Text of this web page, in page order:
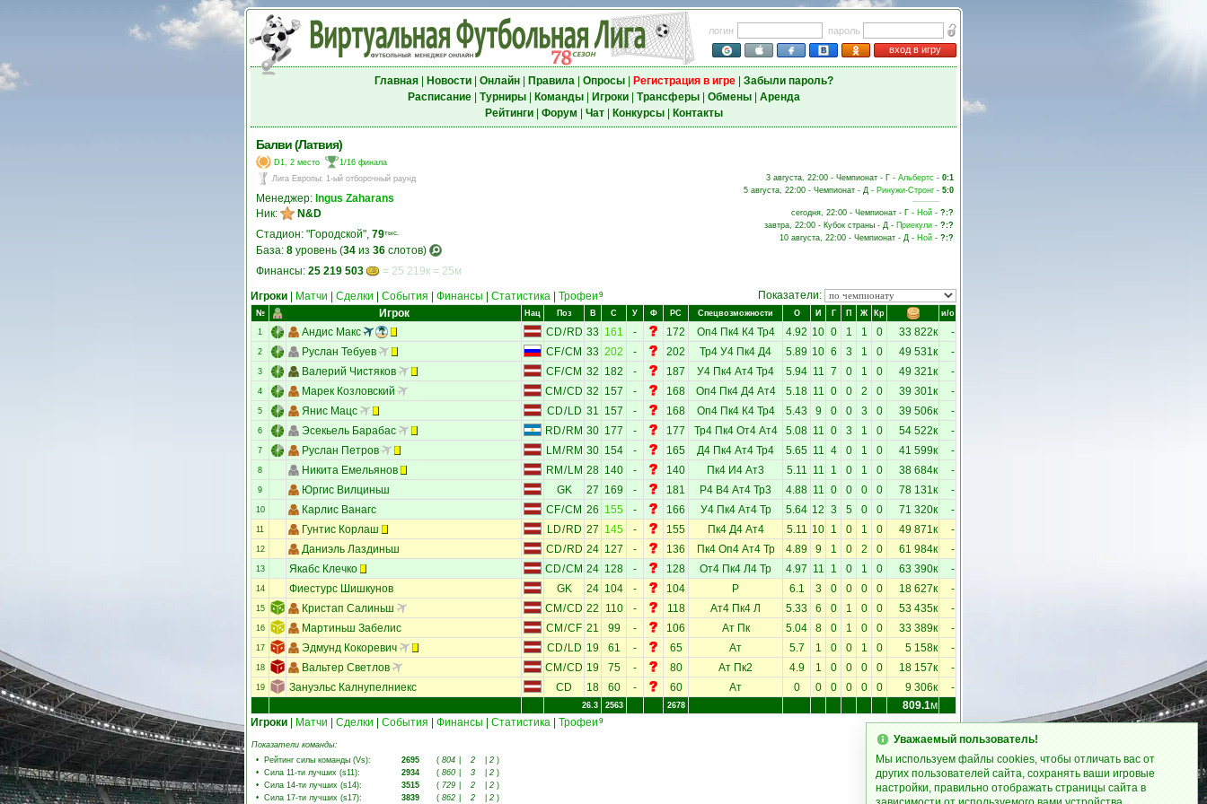
логин
пароль
вход в игру
Главная| Новости| Онлайн| Правила| Опросы| Регистрация в игре| Забыли пароль?
Расписание| Турниры| Команды| Игроки| Трансферы| Обмены| Аренда
Рейтинги| Форум Чат| Конкурсы| Контакты
Балви (Латвия)
D1, 2 место
1/16 финала
Лига Европы: 1-ый отборочный раунд
Менеджер: Ingus Zaharans
Ник:
N&D
Стадион: "Городской", 79тыс.
База: 8 уровень (34 из 36 слотов)
Финансы: 25 219 503 = 25 219к = 25м
3 августа, 22:00 - Чемпионат - Г - Альбертс - 0:1
5 августа, 22:00 - Чемпионат - Д - Ринужи-Стронг - 5:0
сегодня, 22:00 - Чемпионат - Г - Ной - ?:?
завтра, 22:00 - Кубок страны - Д - Приекули - ?:?
10 августа, 22:00 - Чемпионат - Д - Ной - ?:?
Игроки Матчи Сделки События Финансы Статистика Трофеи 9 Показатели:
№ Игрок Нац Поз В С У Ф РС Спецвозможности О И Г П Ж Кр и/о
1 Андис Макс CD/RD 33 161 - 172 Оп4 Пк4 К4 Тр4 4.92 10 0 1 1 0 33 822к -
2 Руслан Тебуев CF/CM 33 202 - 202 Тр4 У4 Пк4 Д4 5.89 10 6 3 1 0 49 531к -
3 Валерий Чистяков CF/CM 32 182 - 187 У4 Пк4 Ат4 Тр4 5.94 11 7 0 1 0 49 321к -
4 Марек Козловский CM /CD 32 157 - 168 Оп4 Пк4 Д4 Ат4 5.18 11 0 0 2 0 39 301к -
5 Янис Мацс CD/LD 31 157 - 168 Оп4 Пк4 К4 Тр4 5.43 9 0 0 3 0 39 506к -
6 Эсекьель Барабас RD/ RM 30 177 - 177 Тр4 Пк4 От4 Ат4 5.08 11 0 3 1 0 54 522к -
7 Руслан Петров LM /RM 30 154 - 165 Д4 Пк4 Ат4 Тр4 5.65 11 4 0 1 0 41 599к -
8 Никита Емельянов RM /LM 28 140 - 140 Пк4 И4 Ат3 5.11 11 1 0 1 0 38 684к -
9 Юргис Вилциньш GK 27 169 - 181 Р4 В4 Ат4 Тр3 4.88 11 0 0 0 0 78 131к -
10 Карлис Ванагс CF/CM 26 155 - 166 У4 Пк4 Ат4 Тр 5.64 12 3 5 0 0 71 320к -
11 Гунтис Корлаш LD/RD 27 145 - 155 Пк4 Д4 Ат4 5.11 10 1 0 1 0 49 871к -
12 Даниэль Лаздиньш CD/RD 24 127 - 136 Пк4 Оп4 Ат4 Тр 4.89 9 1 0 2 0 61 984к -
13 Якабс Клечко CD/CM 24 128 - 128 От4 Пк4 Л4 Тр 4.97 11 1 0 1 0 63 390к -
14 Фиестурс Шишкунов GK 24 104 - 104 Р 6.1 3 0 0 0 0 18 627к -
15 Кристап Салиньш CM /CD 22 110 - 118 Ат4 Пк4 Л 5.33 6 0 1 0 0 53 435к -
16 Мартиньш Забелис CM /CF 21 99 - 106 Ат Пк 5.04 8 0 1 0 0 33 389к -
17 Эдмунд Кокоревич CD/LD 19 61 - 65 Ат 5.7 1 0 0 1 0 5 158к -
18 Вальтер Светлов CM /CD 19 75 - 80 Ат Пк2 4.9 1 0 0 0 0 18 157к -
19 Зануэльс Калнупелниекс CD 18 60 - 60 Ат 0 0 0 0 0 0 9 306к -
26.3 2563 2678 809.1м
Игроки
Матчи Сделки События Финансы Статистика Трофеи 9
Показатели команды:
• Рейтинг силы команды (Vs): 2695 ( 804 2 2 )
• Сила 11-ти лучших (s11): 2934 ( 860 3 2 )
• Сила 14-ти лучших (s14): 3515 ( 729 2 2 )
• Сила 17-ти лучших (s17): 3839 ( 862 2 2 )
Уважаемый пользователь!
Мы используем файлы cookies, чтобы отличать вас от
других пользователей сайта, сохранять ваши игровые
настройки, правильно отображать страницы сайта в